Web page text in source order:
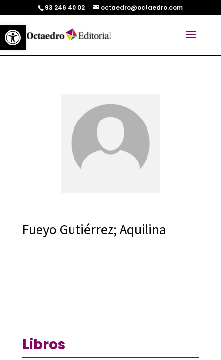
Abrir barra de herramientas
93 246 40 02 octaedro@octaedro.com
Fueyo Gutiérrez; Aquilina
Libros